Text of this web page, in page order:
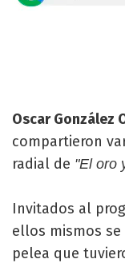
Oscar González
compartieron
radial de "El oro
Invitados al
ellos mismos
pelea que